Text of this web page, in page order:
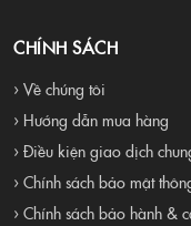
CHÍNH SÁCH
› Về chúng tôi
› Hướng dẫn mua hàng
› Điều kiện giao dịch
› Chính sách bảo mật
› Chính sách bảo hành &